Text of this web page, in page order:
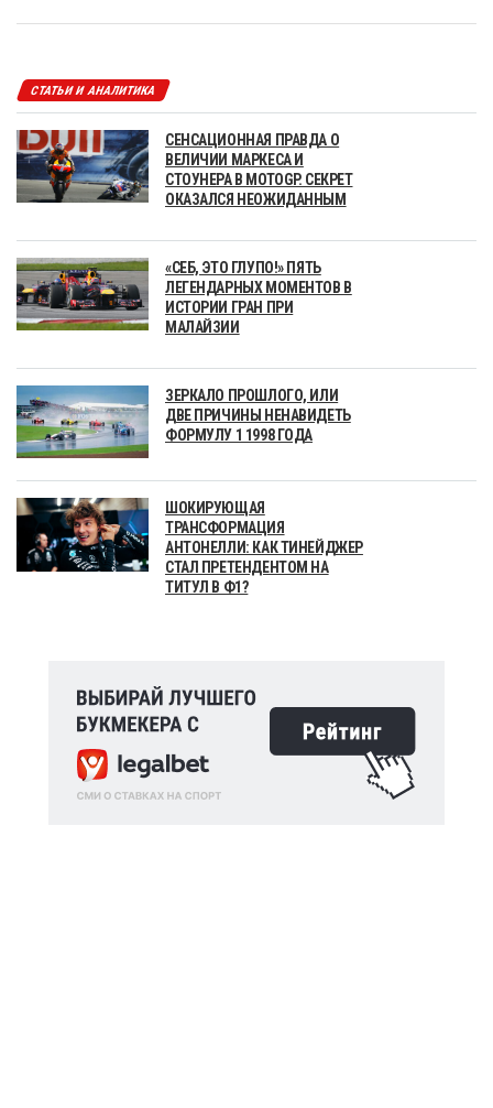
СТАТЬИ И АНАЛИТИКА
СЕНСАЦИОННАЯ ПРАВДА О
ВЕЛИЧИИ МАРКЕСА И
СТОУНЕРА В MOTOGP. СЕКРЕТ
ОКАЗАЛСЯ НЕОЖИДАННЫМ
«СЕБ, ЭТО ГЛУПО!» ПЯТЬ
ЛЕГЕНДАРНЫХ МОМЕНТОВ В
ИСТОРИИ ГРАН ПРИ
МАЛАЙЗИИ
ЗЕРКАЛО ПРОШЛОГО, ИЛИ
ДВЕ ПРИЧИНЫ НЕНАВИДЕТЬ
ФОРМУЛУ 1 1998 ГОДА
ШОКИРУЮЩАЯ
ТРАНСФОРМАЦИЯ
АНТОНЕЛЛИ: КАК ТИНЕЙДЖЕР
СТАЛ ПРЕТЕНДЕНТОМ НА
ТИТУЛ В Ф1?